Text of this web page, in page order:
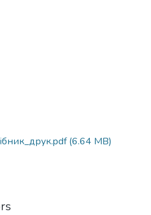
(6.64 MB)